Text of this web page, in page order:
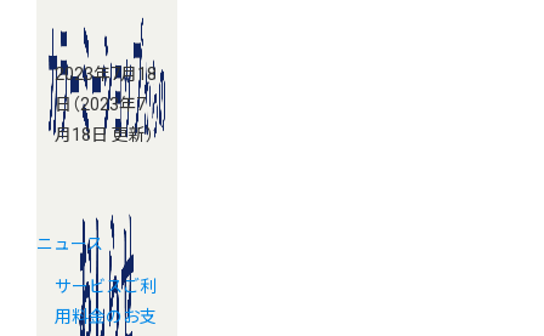
2023年7月18
日 （2023年7
月18日 更新）
ニュース
サービスご利
用料金のお支